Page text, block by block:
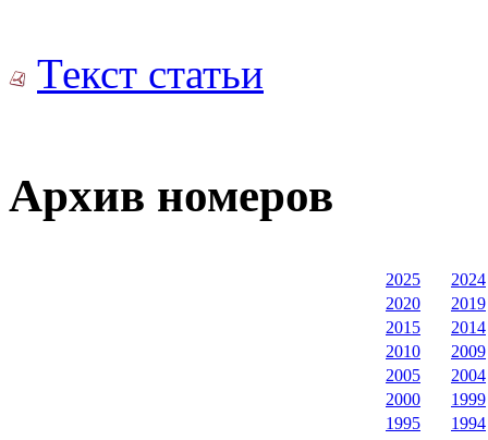
Текст статьи
Архив номеров
2025
2024
2020
2019
2015
2014
2010
2009
2005
2004
2000
1999
1995
1994